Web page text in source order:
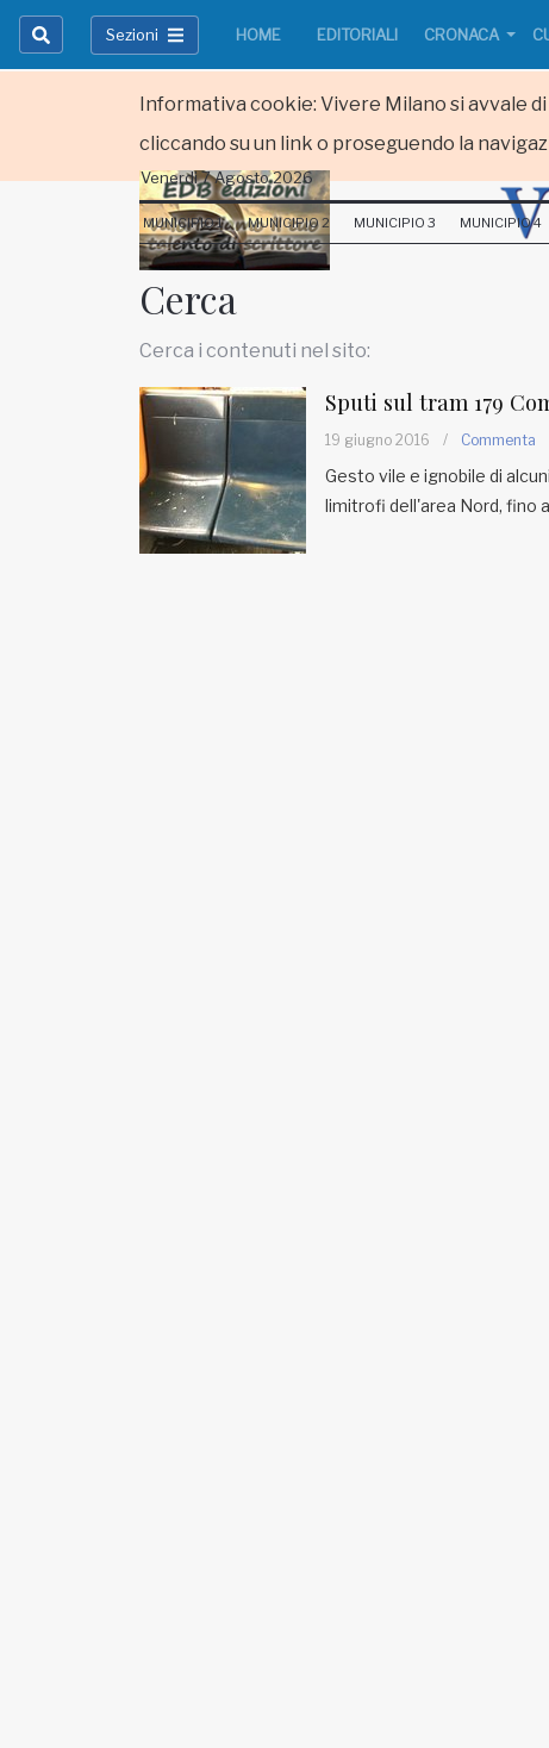
Informativa cookie: Vivere Milano si avvale
cliccando su un link o proseguendo la
Sezioni HOME EDITORIALI CRONACA
Iscriviti alla newsletter
www.viveremilano.info
Fondato e diretto da Enzo De
Venerdi 7 Agosto 2026
MUNICIPIO 1 MUNICIPIO 2 MUNICIPIO 3 MUNICIPIO 4
Cerca
Cerca i contenuti nel sito:
Sputi sul tram 179
19 giugno 2016 / Commenta
Gesto vile e ignobile di
limitrofi dell'area Nord, fino